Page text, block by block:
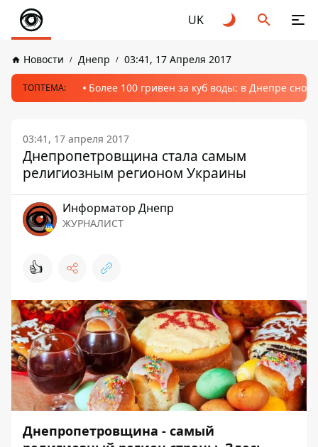
UK
Новости Днепр 03:41, 17 Апреля 2017
ТОПТЕМА: Более 100 гривен за куб воды: в Днепре
03:41, 17 апреля 2017
Днепропетровщина стала самым
религиозным регионом Украины
Информатор Днепр
ЖУРНАЛИСТ
👍
Днепропетровщина - самый